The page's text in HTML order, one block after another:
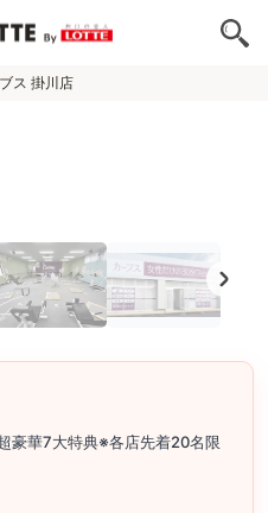
ス 掛川店
豪華7大特典※各店先着20名限